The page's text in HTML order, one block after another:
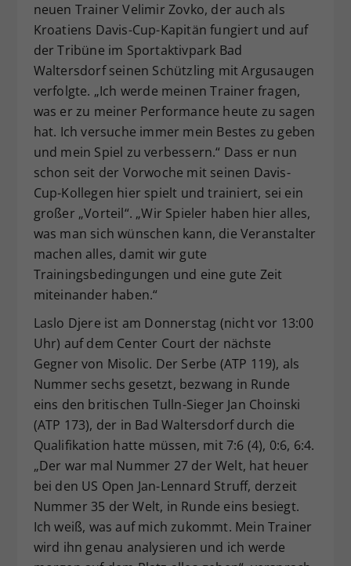
neuen Trainer Velimir Zovko, der auch als
Kroatiens Davis-Cup-Kapitän fungiert und auf
der Tribüne im Sportaktivpark Bad
Waltersdorf seinen Schützling mit Argusaugen
verfolgte. „Ich werde meinen Trainer fragen,
was er zu meiner Performance heute zu sagen
hat. Ich versuche immer mein Bestes zu geben
und mein Spiel zu verbessern.“ Dass er nun
schon seit der Vorwoche mit seinen Davis-
Cup-Kollegen hier spielt und trainiert, sei ein
großer „Vorteil“. „Wir Spieler haben hier alles,
was man sich wünschen kann, die Veranstalter
machen alles, damit wir gute
Trainingsbedingungen und eine gute Zeit
miteinander haben.“
Laslo Djere ist am Donnerstag (nicht vor 13:00
Uhr) auf dem Center Court der nächste
Gegner von Misolic. Der Serbe (ATP 119), als
Nummer sechs gesetzt, bezwang in Runde
eins den britischen Tulln-Sieger Jan Choinski
(ATP 173), der in Bad Waltersdorf durch die
Qualifikation hatte müssen, mit 7:6 (4), 0:6, 6:4.
„Der war mal Nummer 27 der Welt, hat heuer
bei den US Open Jan-Lennard Struff, derzeit
Nummer 35 der Welt, in Runde eins besiegt.
Ich weiß, was auf mich zukommt. Mein Trainer
wird ihn genau analysieren und ich werde